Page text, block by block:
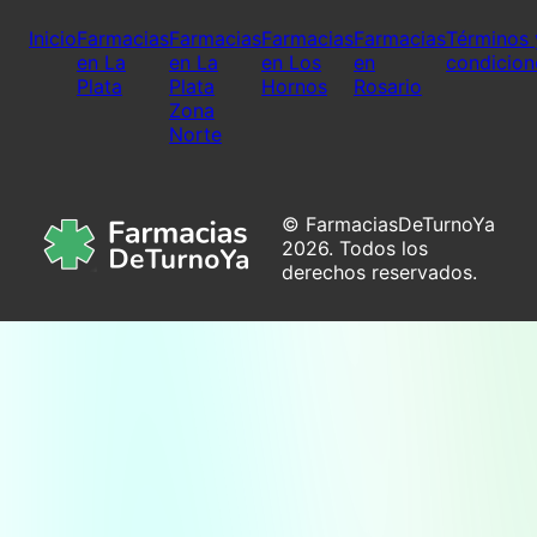
InicioFarmacias
en La
Plata
Farmacias
en La
Plata
Zona
Norte
Farmacias
en Los
Hornos
Farmacias
en
Rosario
Términos
© FarmaciasDeTurnoYa
2026. Todos los
derechos reservados.